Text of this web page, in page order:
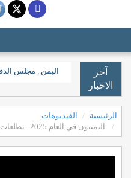
آخر
الاخبار
​اليمن.. مجلس
الرئيسية
الفيديوهات
اليمنيون في العام 2025.. تطلعات وآمال في ظل تحديات متراكمة